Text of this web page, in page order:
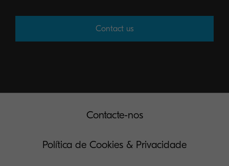
Contact us
Contacte-nos
Política de Cookies & Privacidade